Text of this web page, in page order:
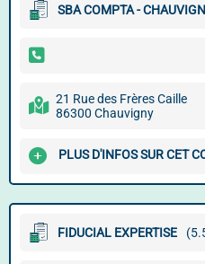
SBA COMPTA -
21 Rue des Frères Caille
86300 Chauvigny
PLUS D'INFOS SUR CET
FIDUCIAL EXPERTISE